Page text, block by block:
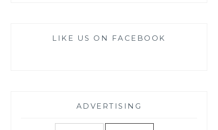
LIKE US ON FACEBOOK
ADVERTISING